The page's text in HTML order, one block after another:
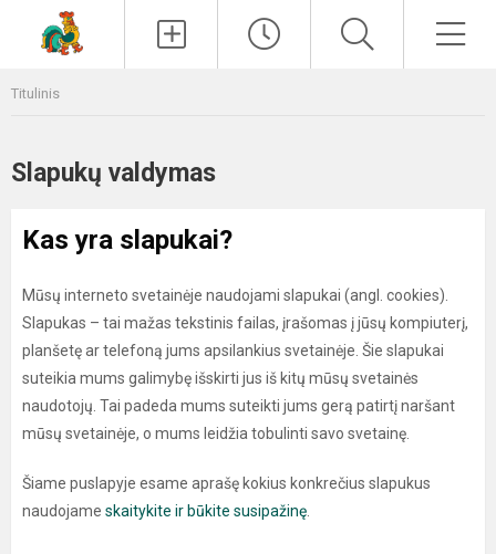
Titulinis
Slapukų valdymas
Kas yra slapukai?
Mūsų interneto svetainėje naudojami slapukai (angl. cookies).
Slapukas – tai mažas tekstinis failas, įrašomas į jūsų kompiuterį,
planšetę ar telefoną jums apsilankius svetainėje. Šie slapukai
suteikia mums galimybę išskirti jus iš kitų mūsų svetainės
naudotojų. Tai padeda mums suteikti jums gerą patirtį naršant
mūsų svetainėje, o mums leidžia tobulinti savo svetainę.
Šiame puslapyje esame aprašę kokius konkrečius slapukus
naudojame skaitykite ir būkite susipažinę